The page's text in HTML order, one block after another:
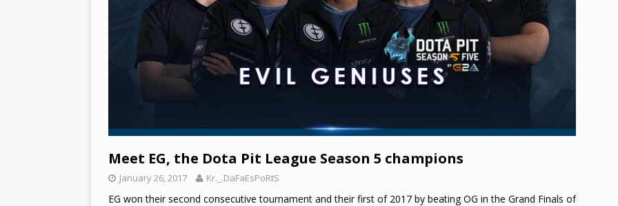
Meet EG, the Dota Pit League Season 5 champions
January 26, 2017 Kr._.DaFaEsPoRtS
EG won their second consecutive tournament and their first of 2017 by beating OG in the Grand Finals of